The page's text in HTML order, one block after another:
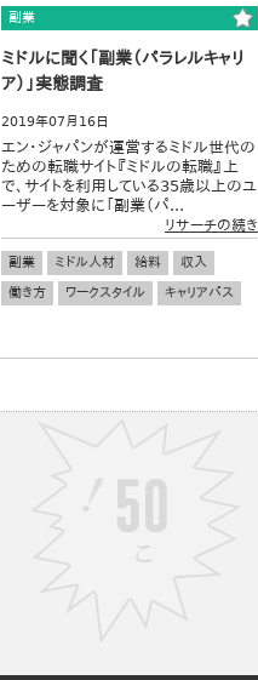
副業
ミドルに聞く「副業（パラレルキャリ
ア）」実態調査
2019年07月16日
エン・ジャパンが運営するミドル世代の
ための転職サイト『ミドルの転職』上
で、サイトを利用している35歳以上のユ
ーザーを対象に「副業（パ...
リサーチの続き
副業 ミドル人材 給料
収入
働き方
ワークスタイル キャリアパス